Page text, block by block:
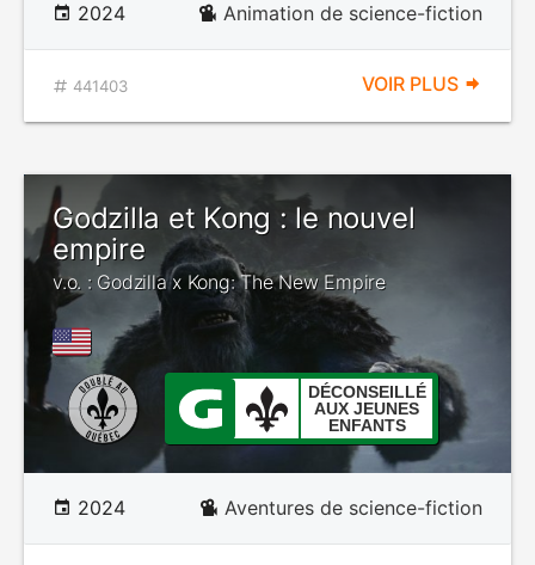
2024 Animation de science-fiction
441403 VOIR PLUS
Godzilla et Kong : le nouvel
empire
v.o. : Godzilla x Kong: The New Empire
DÉCONSEILLÉ
AUX JEUNES
ENFANTS
2024 Aventures de science-fiction